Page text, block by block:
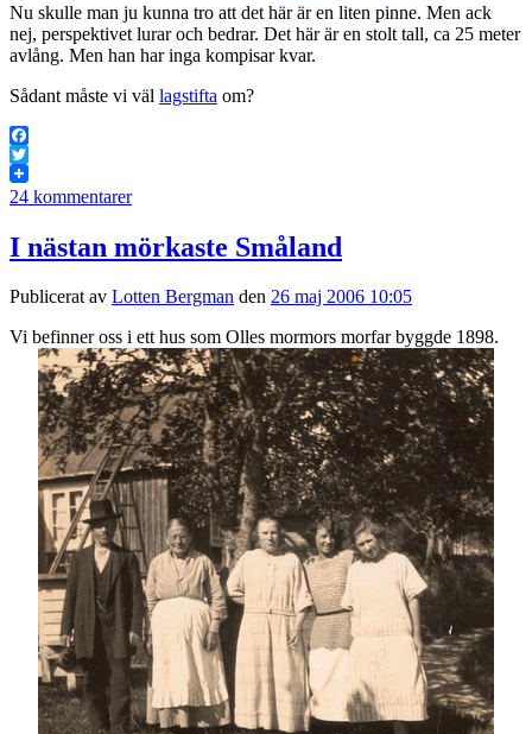
Nu skulle man ju kunna tro att det här är en liten pinne. Men ack
nej, perspektivet lurar och bedrar. Det här är en stolt tall, ca 25 meter
avlång. Men han har inga kompisar kvar.
Sådant måste vi väl lagstifta om?
Facebook
Twitter
24 kommentarer
I nästan mörkaste Småland
Publicerat av Lotten Bergman den 26 maj 2006 10:05
Vi befinner oss i ett hus som Olles mormors morfar byggde 1898.